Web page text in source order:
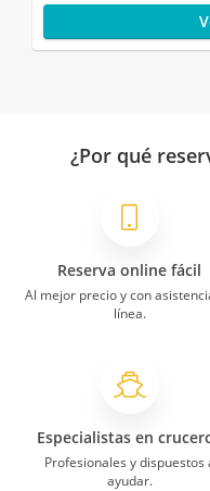
¿Por qué
Reserva online fácil
Al mejor precio y con
línea.
Especialistas en
Profesionales y dispuestos
ayudar.